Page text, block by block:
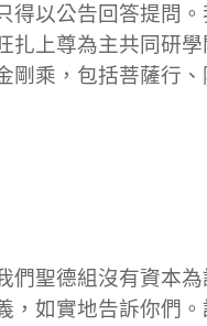
得以公告回答提問
扎上尊為主共同研
剛乘，包括菩薩行
們聖德組沒有資本
，如實地告訴你們